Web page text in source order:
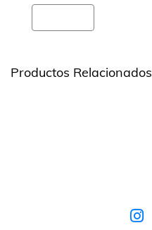
Productos Relacionados